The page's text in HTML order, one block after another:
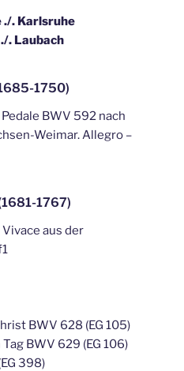
./. Karlsruhe
. Laubach
1750)
BWV 592 nach
Weimar. Allegro –
1767)
aus der
BWV 628 (EG 105)
BWV 629 (EG 106)
398)